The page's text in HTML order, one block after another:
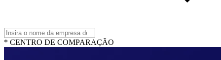
* CENTRO DE COMPARAÇÃO